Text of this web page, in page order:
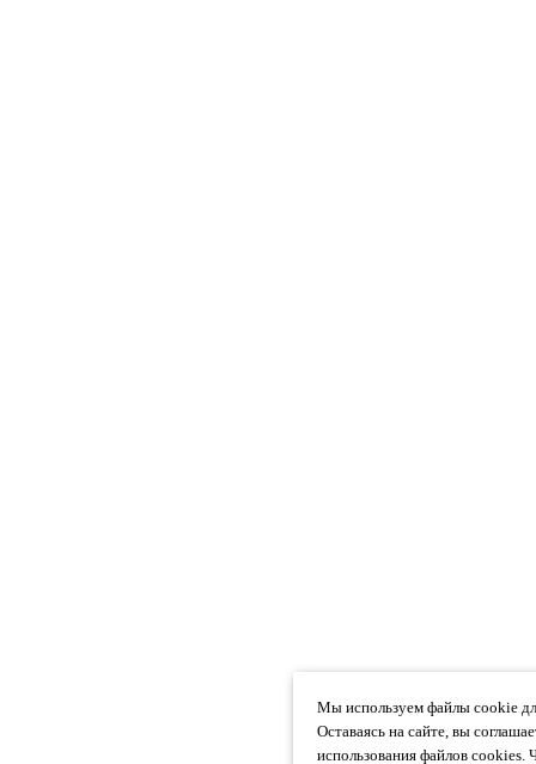
Мы используем файлы cookie
Оставаясь на сайте, вы
использования файлов cookies.